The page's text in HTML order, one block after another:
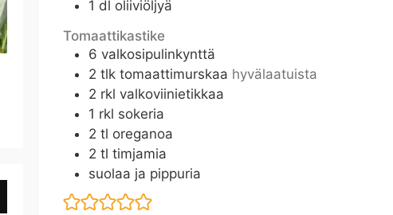
1 dl oliiviöljyä
Tomaattikastike
6 valkosipulinkynttä
2 tlk tomaattimurskaa hyvälaatuista
2 rkl valkoviinietikkaa
1 rkl sokeria
2 tl oreganoa
2 tl timjamia
suolaa ja pippuria